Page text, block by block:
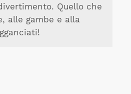
Quello che
alle gambe e alla